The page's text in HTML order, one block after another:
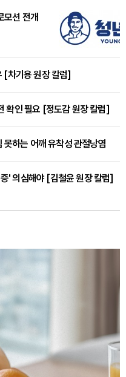
모션 전개
[차기용 원장 칼럼]
확인 필요 [정도감 원장 칼럼]
하는 어깨 유착성 관절낭염
' 의심해야 [김철윤 원장 칼럼]